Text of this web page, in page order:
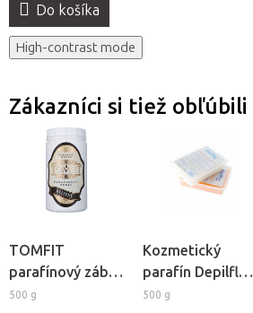
Do košíka
High-contrast mode
Zákazníci si tiež obľúbili
TOMFIT
parafínový zábal
- bylinný
500 g
Kozmetický
parafín Depilflax
- Bambucké
500 g